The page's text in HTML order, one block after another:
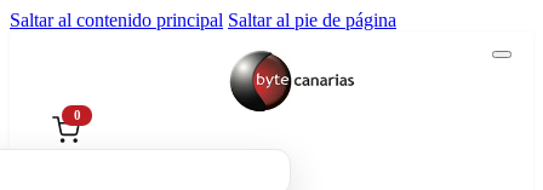
Saltar al contenido principal Saltar al pie de página
0